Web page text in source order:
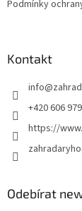
Podmínky
Kontakt
info@
+420 606
https://
Odebírat